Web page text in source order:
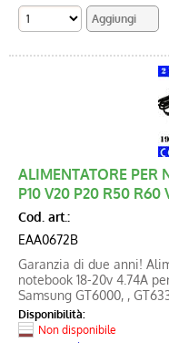
ALIMENTATORE PER
P10 V20 P20 R50 R60
Cod. art.:
EAA0672B
Garanzia di due anni!
notebook 18-20v 4.74A
Samsung GT6000, ,
Disponibilità:
Non disponibile